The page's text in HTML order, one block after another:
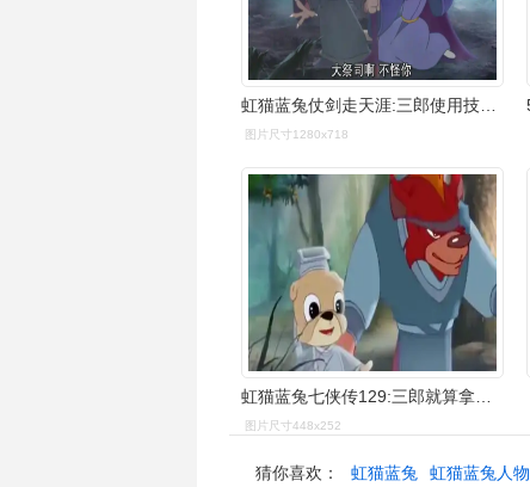
虹猫蓝兔仗剑走天涯:三郎使用技能:不自量力!成语用得呱呱的!
图片尺寸1280x718
虹猫蓝兔七侠传129:三郎就算拿到晶石也一样要寻求虹猫的庇护
图片尺寸448x252
猜你喜欢： 虹猫蓝兔 虹猫蓝兔人物